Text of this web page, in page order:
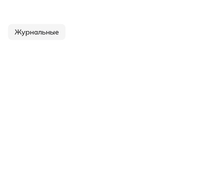
Журнальные